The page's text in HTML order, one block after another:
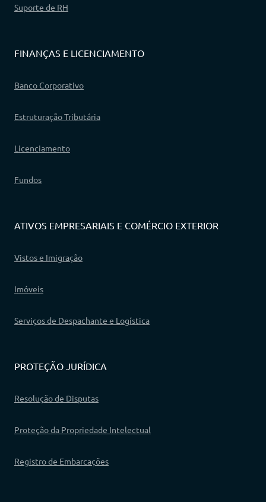
Suporte de RH
FINANÇAS E LICENCIAMENTO
Banco Corporativo
Estruturação Tributária
Licenciamento
Fundos
ATIVOS EMPRESARIAIS E COMÉRCIO EXTERIOR
Vistos e Imigração
Imóveis
Serviços de Despachante e Logística
PROTEÇÃO JURÍDICA
Resolução de Disputas
Proteção da Propriedade Intelectual
Registro de Embarcações